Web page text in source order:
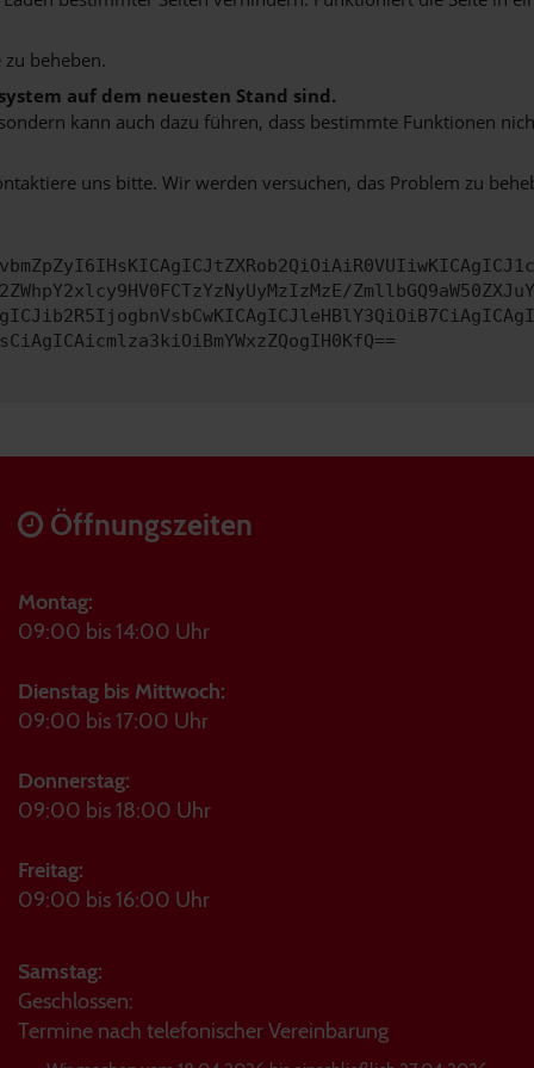
beheben.
auf dem neuesten Stand sind.
kann auch dazu führen, dass bestimmte Funktionen
uns bitte. Wir werden versuchen, das Problem zu
Öffnungszeiten
Montag:
09:00 bis 14:00 Uhr
Dienstag bis Mittwoch:
09:00 bis 17:00 Uhr
Donnerstag:
09:00 bis 18:00 Uhr
Freitag:
09:00 bis 16:00 Uhr
Samstag:
Geschlossen:
Termine nach telefonischer Vereinbarung